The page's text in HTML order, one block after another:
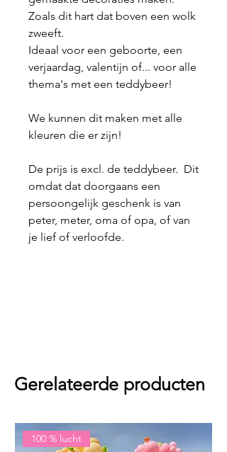
Zoals dit hart dat boven een wolk
zweeft.
Ideaal voor een geboorte, een
verjaardag, valentijn of... voor alle
thema's met een teddybeer!
We kunnen dit maken met alle
kleuren die er zijn!
De prijs is excl. de teddybeer. Dit
omdat dat doorgaans een
persoongelijk geschenk is van
peter, meter, oma of opa, of van
je lief of verloofde.
Gerelateerde producten
100 % lucht